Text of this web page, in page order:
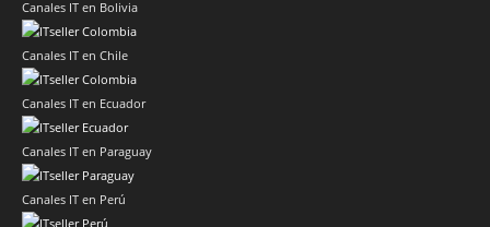
Canales IT en Bolivia
Canales IT en Chile
Canales IT en Ecuador
Canales IT en Paraguay
Canales IT en Perú